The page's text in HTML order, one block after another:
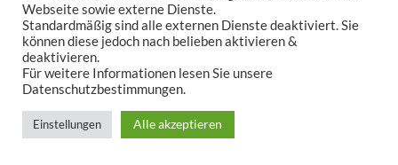
Neueste Kommentare
Webseite sowie externe Dienste.
Standardmäßig sind alle externen Dienste deaktiviert. Sie
können diese jedoch nach belieben aktivieren &
deaktivieren.
Für weitere Informationen lesen Sie unsere
Datenschutzbestimmungen.
Einstellungen Alle akzeptieren